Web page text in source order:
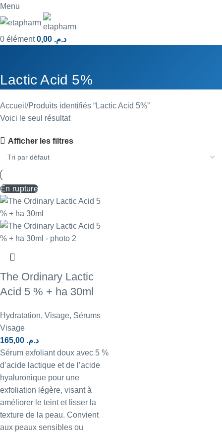
Menu
0 élément د.م.
Lactic Acid 5%
Accueil Produits identifiés “Lactic Acid 5%”
Voici le seul résultat
Afficher les filtres
En rupture
The Ordinary Lactic
Acid 5 % + ha 30ml
Hydratation, Visage, Sérums
Visage
د.م.
Sérum exfoliant doux avec 5 %
d’acide lactique et de l’acide
hyaluronique pour une
exfoliation légère, visant à
améliorer le teint et lisser la
texture de la peau. Convient
aux peaux sensibles ou